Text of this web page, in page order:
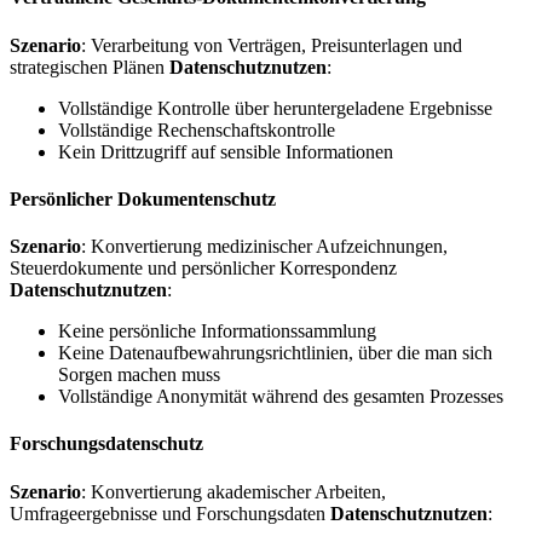
Szenario: Verarbeitung von Verträgen, Preisunterlagen und
strategischen Plänen Datenschutznutzen:
Vollständige Kontrolle über heruntergeladene Ergebnisse
Vollständige Rechenschaftskontrolle
Kein Drittzugriff auf sensible Informationen
Persönlicher Dokumentenschutz
Szenario: Konvertierung medizinischer Aufzeichnungen,
Steuerdokumente und persönlicher Korrespondenz
Datenschutznutzen:
Keine persönliche Informationssammlung
Keine Datenaufbewahrungsrichtlinien, über die man sich
Sorgen machen muss
Vollständige Anonymität während des gesamten Prozesses
Forschungsdatenschutz
Szenario: Konvertierung akademischer Arbeiten,
Umfrageergebnisse und Forschungsdaten Datenschutznutzen: